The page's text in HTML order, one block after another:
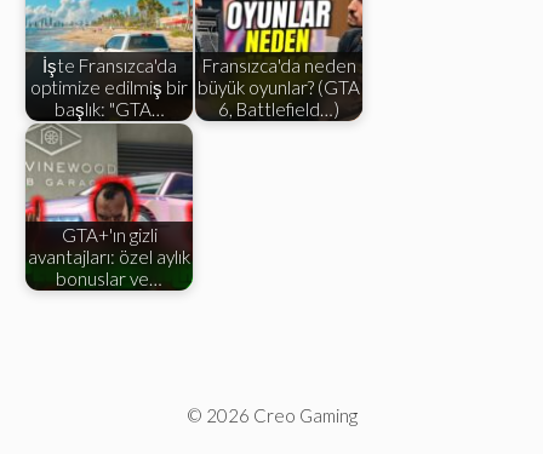
İşte Fransızca'da
optimize edilmiş bir
başlık: "GTA…
Fransızca'da neden
büyük oyunlar? (GTA
6, Battlefield…)
GTA+'ın gizli
avantajları: özel aylık
bonuslar ve…
© 2026 Creo Gaming